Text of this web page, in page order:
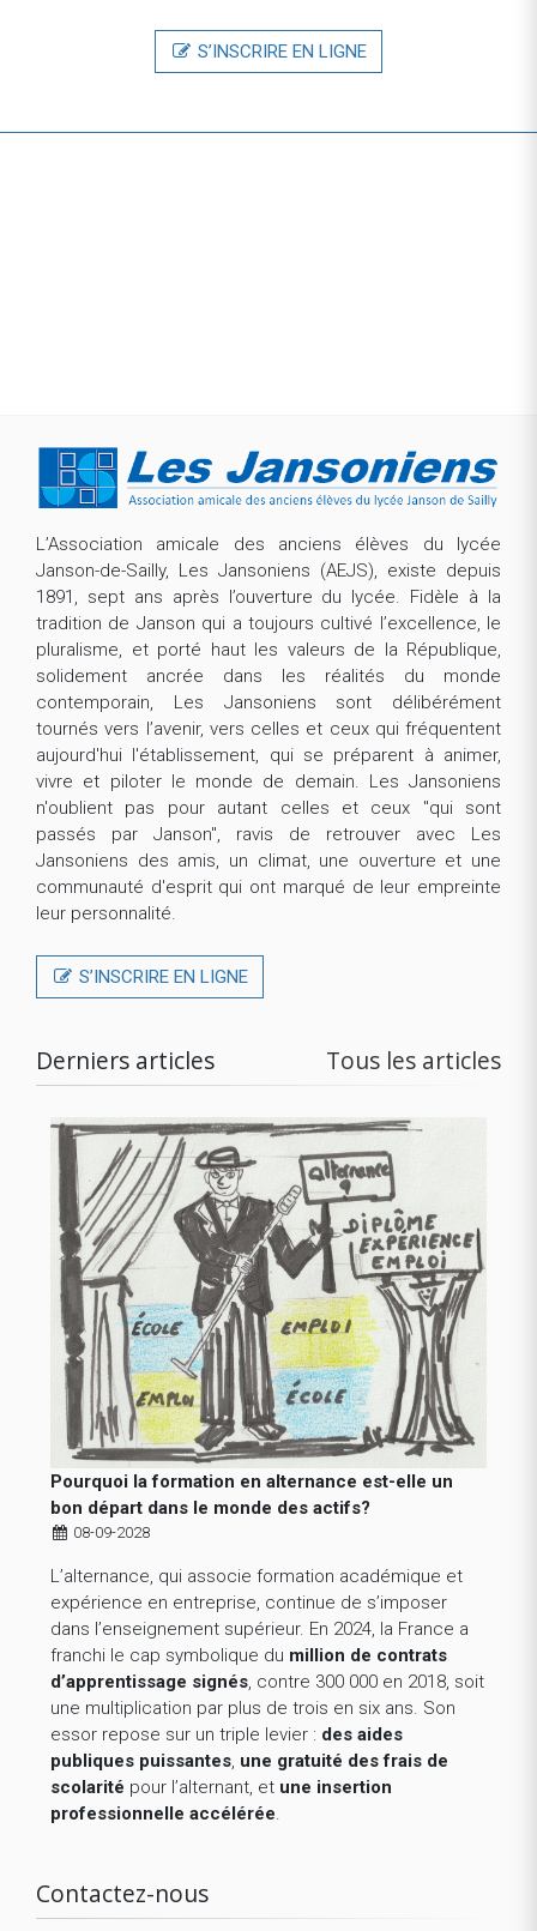
S’INSCRIRE EN LIGNE
CDI - Paris (France)
L’Association amicale des anciens élèves du lycée
Janson-de-Sailly, Les Jansoniens (AEJS), existe depuis
1891, sept ans après l’ouverture du lycée. Fidèle à la
tradition de Janson qui a toujours cultivé l’excellence, le
pluralisme, et porté haut les valeurs de la République,
solidement ancrée dans les réalités du monde
contemporain, Les Jansoniens sont délibérément
tournés vers l’avenir, vers celles et ceux qui fréquentent
aujourd'hui l'établissement, qui se préparent à animer,
vivre et piloter le monde de demain. Les Jansoniens
n'oublient pas pour autant celles et ceux "qui sont
passés par Janson", ravis de retrouver avec Les
Jansoniens des amis, un climat, une ouverture et une
communauté d'esprit qui ont marqué de leur empreinte
leur personnalité.
S’INSCRIRE EN LIGNE
Derniers articles Tous les articles
Pourquoi la formation en alternance est-elle un
bon départ dans le monde des actifs?
08-09-2028
L’alternance, qui associe formation académique et
expérience en entreprise, continue de s’imposer
dans l’enseignement supérieur. En 2024, la France a
franchi le cap symbolique du million de contrats
d’apprentissage signés, contre 300 000 en 2018, soit
une multiplication par plus de trois en six ans. Son
essor repose sur un triple levier : des aides
publiques puissantes, une gratuité des frais de
scolarité pour l’alternant, et une insertion
professionnelle accélérée.
Contactez-nous